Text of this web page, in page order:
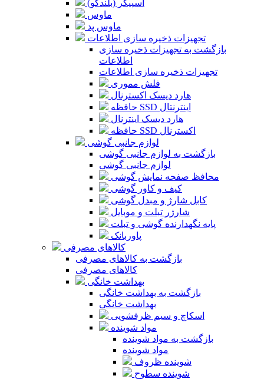
اسپیکر (بلندگو)
ماوس
ماوس پد
تجهیزات ذخیره سازی اطلاعات
بازگشت به تجهیزات ذخیره سازی
اطلاعات
تجهیزات ذخیره سازی اطلاعات
فلش مموری
هارد دیسک اکسترنال
حافظه SSD اینترنتال
هارد دیسک اینترنال
حافظه SSD اکسترنال
لوازم جانبی گوشی
بازگشت به لوازم جانبی گوشی
لوازم جانبی گوشی
محافظ صفحه نمایش گوشی
کیف و کاور گوشی
کابل شارژ و مبدل گوشی
شارژر تبلت و موبایل
پایه نگهدارنده گوشی و تبلت
پاوربانک
کالاهای مصرفی
بازگشت به کالاهای مصرفی
کالاهای مصرفی
بهداشت خانگی
بازگشت به بهداشت خانگی
بهداشت خانگی
اسکاچ و سیم ظرفشویی
مواد شوینده
بازگشت به مواد شوینده
مواد شوینده
شوینده ظروف
شوینده سطوح